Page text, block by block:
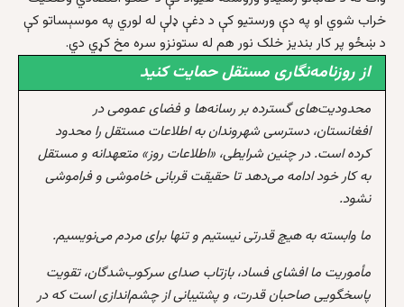
خراب شوي او په دې ورستيو کې د دغې ډلې له لوري په موسېساتو کې
د ښځو پر کار بنديز خلک نور هم له ستونزو سره مخ کړي دي.
از روزنامه‌نگاری مستقل حمایت کنید
محدودیت‌های گسترده بر رسانه‌ها و فضای عمومی در
افغانستان، دسترسی شهروندان به اطلاعات مستقل را محدود
کرده است. در چنین شرایطی، «اطلاعات روز» متعهدانه و مستقل
به کار خود ادامه می‌دهد تا حقیقت قربانی خاموشی و فراموشی
نشود.
ما وابسته به هیچ قدرتی نیستیم و تنها برای مردم می‌نویسیم.
مأموریت ما افشای فساد، بازتاب صدای سرکوب‌شدگان، تقویت
پاسخگویی صاحبان قدرت، و پشتیبانی از چشم‌اندازی است که در